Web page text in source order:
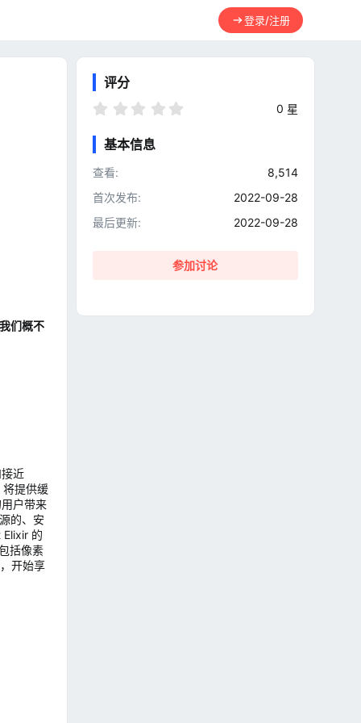
登录/注册
们概不
近
提供缓
户带来
的、安
的
括像素
开始享
评分
0 星
基本信息
查看
8,514
首次发布
2022-09-28
最后更新
2022-09-28
参加讨论